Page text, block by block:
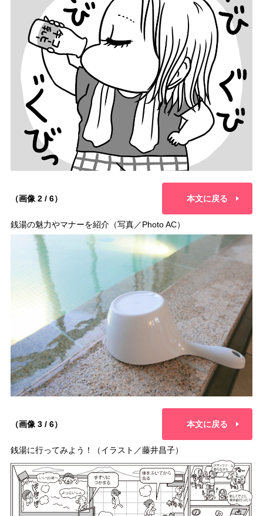
（画像 2 / 6） 本文に戻る
銭湯の魅力やマナーを紹介（写真／Photo AC）
（画像 3 / 6） 本文に戻る
銭湯に行ってみよう！（イラスト／藤井昌子）